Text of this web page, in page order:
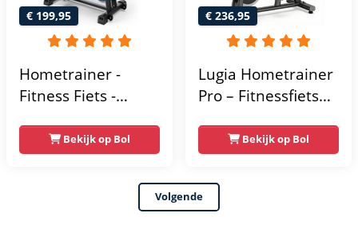
€ 199,95
Hometrainer -
Fitness Fiets -
Vliegwiel -
Hartslagmeter -
Incl App - Extreem
Bekijk op Bol
€ 236,95
Lugia Hometrainer
Pro – Fitnessfiets
Gebruikers –
Premium Vering &
Demping – Extra
Soepel & Stil –
Bekijk op Bol
Volgende